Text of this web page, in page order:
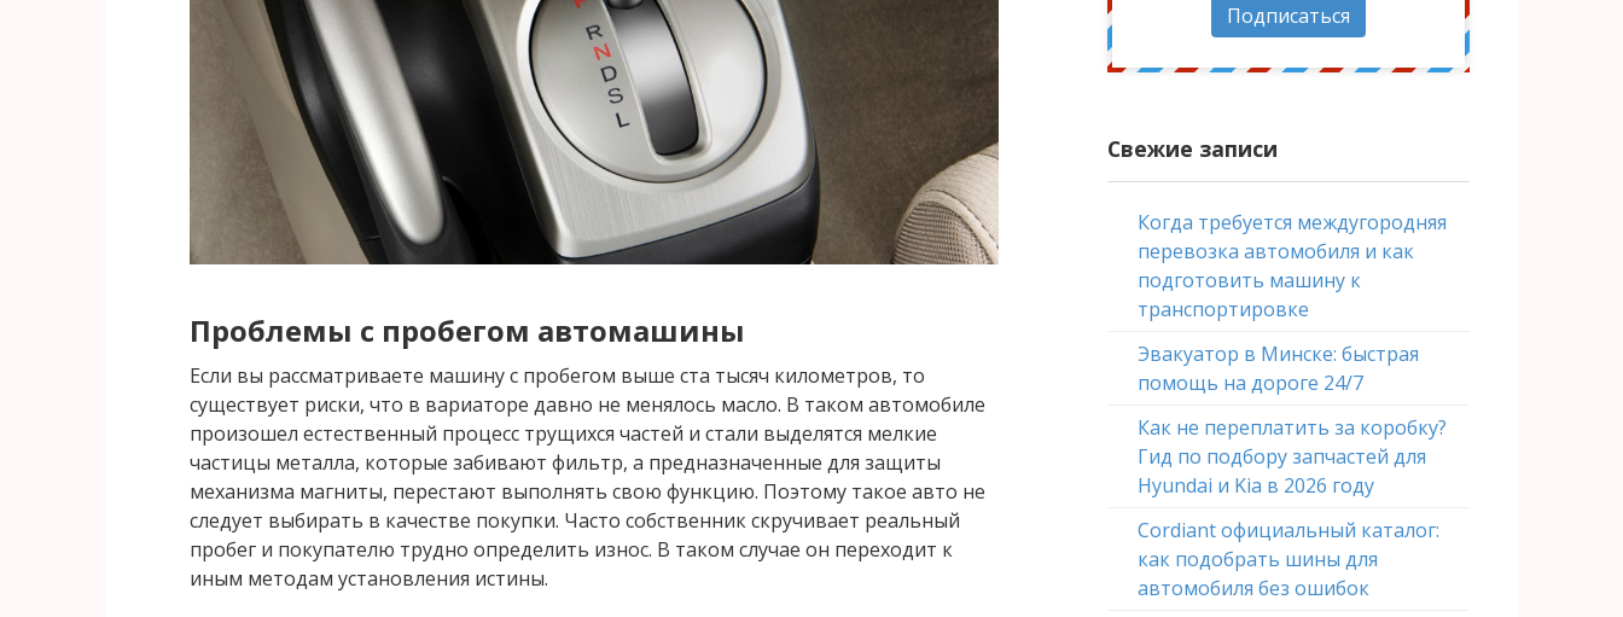
Проблемы с пробегом автомашины
Если вы рассматриваете машину с пробегом выше ста тысяч километров, то
существует риски, что в вариаторе давно не менялось масло. В таком автомобиле
произошел естественный процесс трущихся частей и стали выделятся мелкие
частицы металла, которые забивают фильтр, а предназначенные для защиты
механизма магниты, перестают выполнять свою функцию. Поэтому такое авто не
следует выбирать в качестве покупки. Часто собственник скручивает реальный
пробег и покупателю трудно определить износ. В таком случае он переходит к
иным методам установления истины.
Подписаться
Свежие записи
Когда требуется междугородняя
перевозка автомобиля и как
подготовить машину к
транспортировке
Эвакуатор в Минске: быстрая
помощь на дороге 24/7
Как не переплатить за коробку?
Гид по подбору запчастей для
Hyundai и Kia в 2026 году
Cordiant официальный каталог:
как подобрать шины для
автомобиля без ошибок